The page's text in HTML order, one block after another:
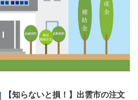
【知らないと損！】出雲市の注文